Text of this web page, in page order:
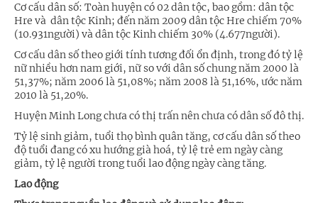
Cơ cấu dân số: Toàn huyện có 02 dân tộc, bao gồm: dân tộc
Hre và dân tộc Kinh; đến năm 2009 dân tộc Hre chiếm 70%
(10.931người) và dân tộc Kinh chiếm 30% (4.677người).
Cơ cấu dân số theo giới tính tư­ơng đối ổn định, trong đó tỷ lệ
nữ nhiều hơn nam giới, nữ so với dân số chung năm 2000 là
51,37%; năm 2006 là 51,08%; năm 2008 là 51,16%, ước năm
2010 là 51,20%.
Huyện Minh Long chưa có thị trấn nên chưa có dân số đô thị.
Tỷ lệ sinh giảm, tuổi thọ bình quân tăng, cơ cấu dân số theo
độ tuổi đang có xu hư­ớng già hoá, tỷ lệ trẻ em ngày càng
giảm, tỷ lệ ngư­ời trong tuổi lao động ngày càng tăng.
Lao động